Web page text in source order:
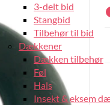
3-delt bid
Stangbid
Tilbehør til bid
Dækkener
Dækken tilbehør
Føl
Hals
Insekt & eksem